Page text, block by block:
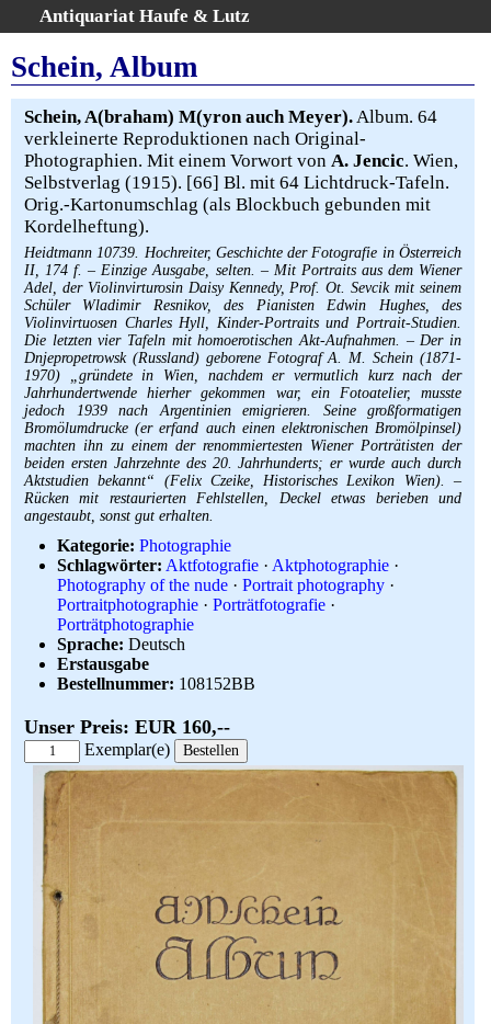
Antiquariat Haufe & Lutz
Home
Gesamtbestand
Erweiterte Suche
Kategorien
Schlagwörter
Warenkorb
AGB
Widerruf
Über uns
Aktuelle Kataloge
Kontakt
Ankauf
Links
Impressum
Schein, Album
Schein, A(braham) M(yron auch Meyer).Album. 64
verkleinerte Reproduktionen nach Original-
Photographien. Mit einem Vorwort von A. Jencic. Wien,
Selbstverlag (1915). [66] Bl. mit 64 Lichtdruck-Tafeln.
Orig.-Kartonumschlag (als Blockbuch gebunden mit
Kordelheftung).
Heidtmann 10739. Hochreiter, Geschichte der Fotografie in Österreich
II, 174 f. – Einzige Ausgabe, selten. – Mit Portraits aus dem Wiener
Adel, der Violinvirturosin Daisy Kennedy, Prof. Ot. Sevcik mit seinem
Schüler Wladimir Resnikov, des Pianisten Edwin Hughes, des
Violinvirtuosen Charles Hyll, Kinder-Portraits und Portrait-Studien.
Die letzten vier Tafeln mit homoerotischen Akt-Aufnahmen. – Der in
Dnjepropetrowsk (Russland) geborene Fotograf A. M. Schein (1871-
1970) „gründete in Wien, nachdem er vermutlich kurz nach der
Jahrhundertwende hierher gekommen war, ein Fotoatelier, musste
jedoch 1939 nach Argentinien emigrieren. Seine großformatigen
Bromölumdrucke (er erfand auch einen elektronischen Bromölpinsel)
machten ihn zu einem der renommiertesten Wiener Porträtisten der
beiden ersten Jahrzehnte des 20. Jahrhunderts; er wurde auch durch
Aktstudien bekannt“ (Felix Czeike, Historisches Lexikon Wien). –
Rücken mit restaurierten Fehlstellen, Deckel etwas berieben und
angestaubt, sonst gut erhalten.
Kategorie: Photographie
Schlagwörter: Aktfotografie · Aktphotographie ·
Photography of the nude · Portrait photography ·
Portraitphotographie · Porträtfotografie ·
Porträtphotographie
Sprache: Deutsch
Erstausgabe
Bestellnummer: 108152BB
Unser Preis: EUR 160,--
Exemplar(e)